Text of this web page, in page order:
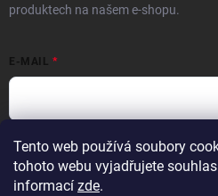
Tento web používá soubory
tohoto webu vyjadřujete
informací zde.
produktech na našem e-shopu.
E-MAIL
Vložením e-mailu souhlasíte s
Přihlásit se